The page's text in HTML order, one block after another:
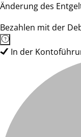
Änderung des
Bezahlen mit der
In der